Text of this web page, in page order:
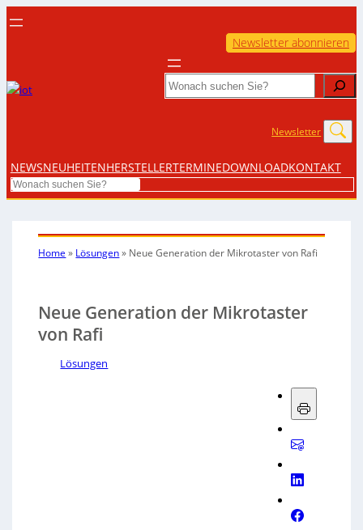
Newsletter abonnieren
Search
Newsletter
NEWSNEUHEITENHERSTELLERTERMINEDOWNLOADKONTAKT
Search
Home » Lösungen» Neue Generation der Mikrotaster von Rafi
Neue Generation der Mikrotaster
von Rafi
Lösungen